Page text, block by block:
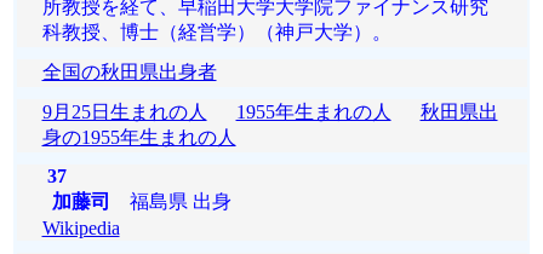
所教授を経て、早稲田大学大学院ファイナンス研究
科教授、博士（経営学）（神戸大学）。
全国の秋田県出身者
9月25日生まれの人
1955年生まれの人
秋田県出
身の1955年生まれの人
37
加藤司
福島県 出身
Wikipedia